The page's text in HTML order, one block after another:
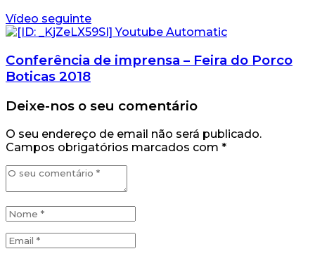
Vídeo seguinte
Conferência de imprensa – Feira do Porco
Boticas 2018
Deixe-nos o seu comentário
O seu endereço de email não será publicado.
Campos obrigatórios marcados com *